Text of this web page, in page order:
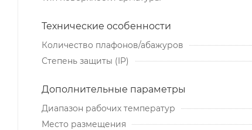
Технические особенности
Количество плафонов/абажуров
Степень защиты (IP)
Дополнительные параметры
Диапазон рабочих температур
Место размещения